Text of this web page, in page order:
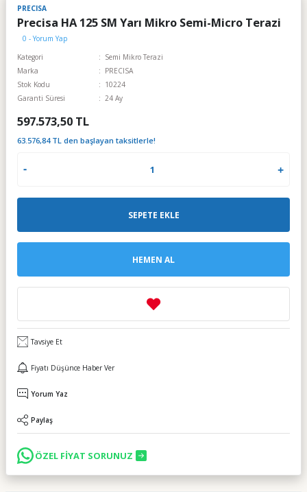
PRECISA
Precisa HA 125 SM Yarı Mikro Semi-Micro Terazi
0 - Yorum Yap
Kategori
Semi Mikro Terazi
Marka
PRECISA
Stok Kodu
10224
Garanti Süresi
24 Ay
597.573,50 TL
63.576,84 TL den başlayan taksitlerle!
SEPETE EKLE
HEMEN AL
Tavsiye Et
Fiyatı Düşünce Haber Ver
Yorum Yaz
Paylaş
ÖZEL FİYAT SORUNUZ